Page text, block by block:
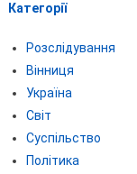
Категорії
Розслідування
Вінниця
Україна
Світ
Суспільство
Політика